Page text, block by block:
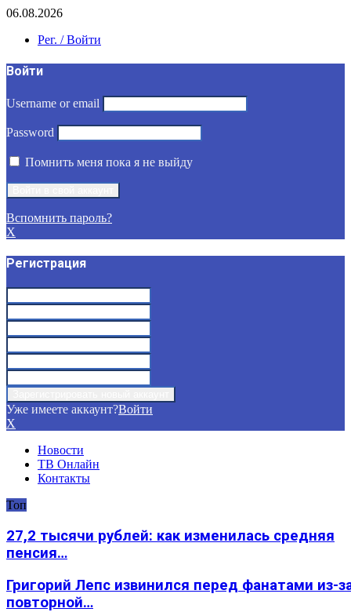
06.08.2026
Рег. / Войти
Войти
Username or email
Password
Помнить меня пока я не выйду
Вспомнить пароль?
X
Регистрация
Уже имеете аккаунт?Войти
X
Новости
ТВ Онлайн
Контакты
Топ
27,2 тысячи рублей: как изменилась средняя
пенсия…
Григорий Лепс извинился перед фанатами из-
повторной…